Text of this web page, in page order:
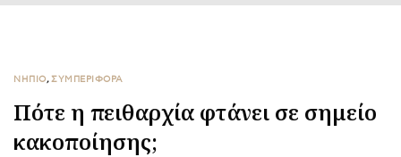
ΝΗΠΙΟ,ΣΥΜΠΕΡΙΦΟΡΑ
Πότε η πειθαρχία φτάνει σε σημείο
κακοποίησης;